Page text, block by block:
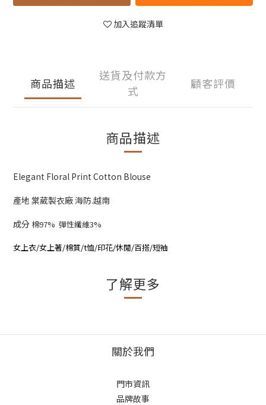
加入追蹤清單
商品描述
送貨及付款方
式
顧客評價
商品描述
Elegant Floral Print Cotton Blouse
產地 棠葳製衣廠 海防.越南
成分 棉97% 彈性纖維3%
女上衣/女上著/棉質/t恤/印花/休閒/百搭/短袖
了解更多
關於我們
門市資訊
品牌故事